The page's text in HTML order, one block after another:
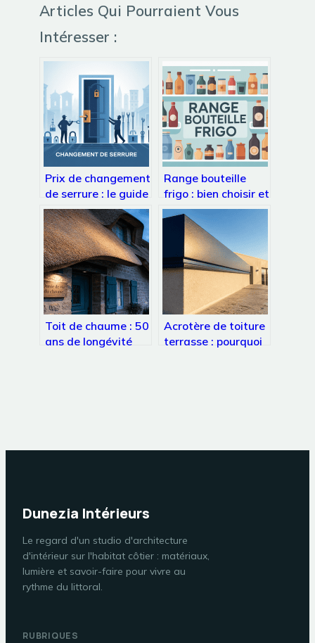
Articles Qui Pourraient Vous
Intéresser :
Prix de changement
de serrure : le guide
complet pour payer
le juste tarif
Range bouteille
frigo : bien choisir et
organiser pour
gagner de la place
Toit de chaume : 50
ans de longévité
Acrotère de toiture
terrasse : pourquoi
Dunezia Intérieurs
Le regard d'un studio d'architecture
d'intérieur sur l'habitat côtier : matériaux,
lumière et savoir-faire pour vivre au
rythme du littoral.
RUBRIQUES